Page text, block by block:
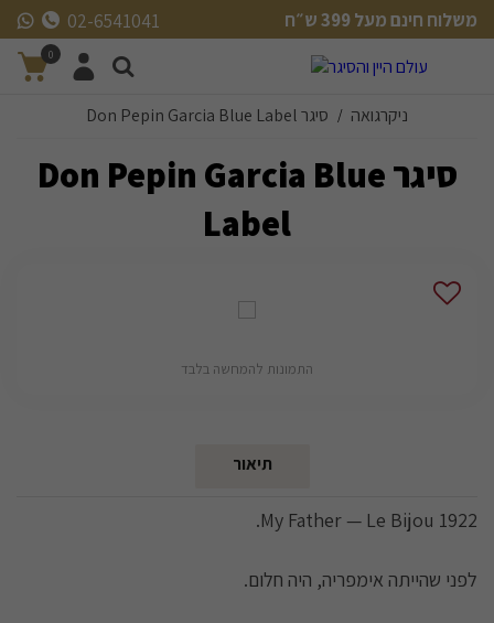
משלוח חינם מעל 399 ש״ח
משלוח חינם מעל 399 ש״ח
02-6541041
0
ניקרגואה / סיגר Don Pepin Garcia Blue Label
סיגר Don Pepin Garcia Blue
Label
התמונות להמחשה בלבד
תיאור
My Father — Le Bijou 1922.
לפני שהייתה אימפריה, היה חלום.